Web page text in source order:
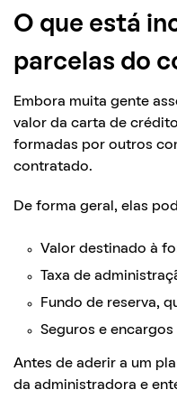
O que está
parcelas do
Embora muita gente
valor da carta de
formadas por outros
contratado.
De forma geral, elas
Valor destinado à
Taxa de
Fundo de reserva,
Seguros e
Antes de aderir a um
da administradora e